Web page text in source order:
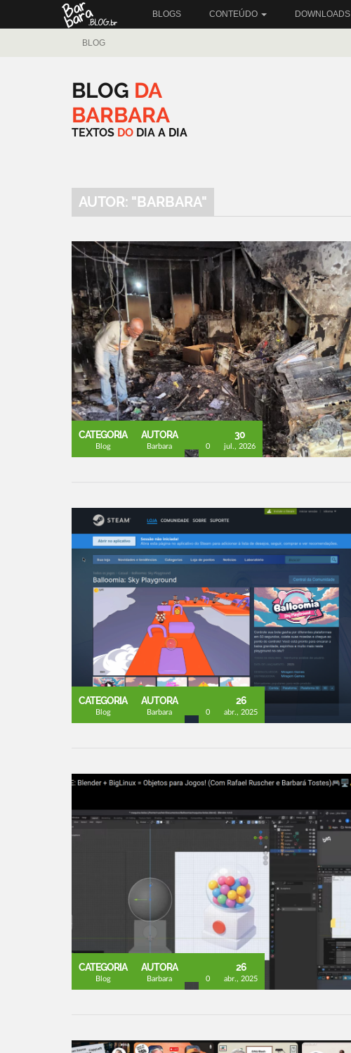
BLOGS CONTEÚDO DOWNLOADS
BLOG
BLOG DA
BARBARA
TEXTOS DO DIA A DIA
AUTOR: "BARBARA"
CATEGORIA
Blog
AUTORA
Barbara 0
30
jul., 2026
CATEGORIA
Blog
AUTORA
Barbara 0
26
abr., 2025
CATEGORIA
Blog
AUTORA
Barbara 0
26
abr., 2025